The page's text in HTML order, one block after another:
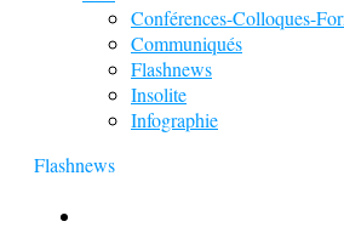
Conférences-Colloques-
Communiqués
Flashnews
Insolite
Infographie
Flashnews